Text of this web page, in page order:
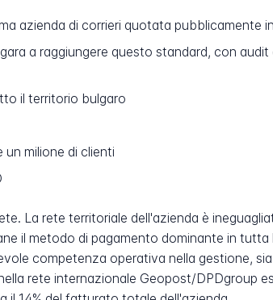
azienda di corrieri quotata pubblicamente
a raggiungere questo standard, con audit
il territorio bulgaro
un milione di clienti
La rete territoriale dell'azienda è
il metodo di pagamento dominante in tutta
competenza operativa nella gestione,
rete internazionale Geopost/DPDgroup